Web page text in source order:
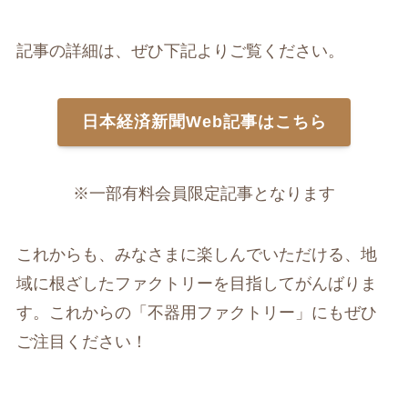
記事の詳細は、ぜひ下記よりご覧ください。
日本経済新聞Web記事はこちら
※一部有料会員限定記事となります
これからも、みなさまに楽しんでいただける、地
域に根ざしたファクトリーを目指してがんばりま
す。これからの「不器用ファクトリー」にもぜひ
ご注目ください！